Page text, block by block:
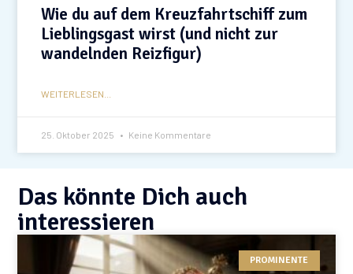
Wie du auf dem Kreuzfahrtschiff zum
Lieblingsgast wirst (und nicht zur
wandelnden Reizfigur)
WEITERLESEN...
25. Oktober 2025 Keine Kommentare
Das könnte Dich auch
interessieren
PROMINENTE